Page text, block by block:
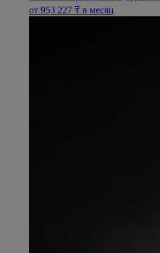
oт 953 227 ₸ в месяц